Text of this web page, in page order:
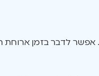
אפשר לדבר בזמן ארוחת